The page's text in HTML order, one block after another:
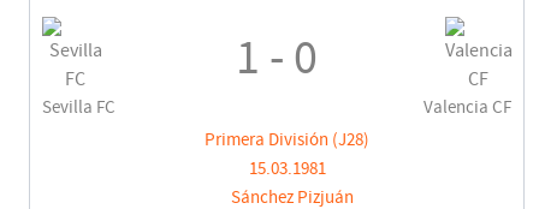
Sevilla FC
1 - 0
Valencia CF
Primera División (J28)
15.03.1981
Sánchez Pizjuán